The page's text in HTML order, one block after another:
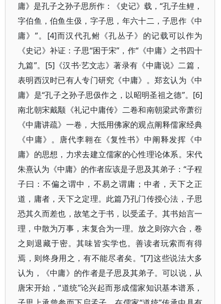
庸》是孔子之孙子思所作：《史记》载，“孔子生鲤，
字伯鱼，伯鱼生伋，字子思，年六十二，子思作《中
庸》”。[4]而汉代孔鲋《孔丛子》的记载可以作为
《史记》补证：子思“困于宋”，作“《中庸》之书四十
九篇”。[5]《汉书·艺文志》著录有《中庸说》二篇，
表明西汉时已有人专门研究《中庸》。郑玄认为《中
庸》是“孔子之孙子思伋作之，以昭明圣祖之德”。[6]
南北朝宋戴颙《礼记中庸传》二卷和南朝梁武帝萧衍
《中庸讲疏》一卷，大抵用佛家的观点阐释儒家经典
《中庸》。唐代李翱在《复性书》中阐释发挥《中
庸》的思想，力求去建立儒家的心性理论体系。宋代
朱熹认为《中庸》的作者应该是子思及其弟子：“子程
子曰：不偏之谓中，不易之谓庸；中者，天下之正
道，庸者，天下之定理。此篇乃孔门传授心法，子思
恐其久而差也，故笔之于书，以受孟子。其书始言一
理，中散为万事，末复合为一理。放之则弥六合，卷
之则退藏于密。其味皆实学也。善读者玩索而有得
焉，则终身用之，有不能尽者矣。”[7]这些说法大多
认为，《中庸》的作者是子思及其弟子。可以说，从
唐宋开始，“道统”论兴起而形成儒家知识基本谱系，